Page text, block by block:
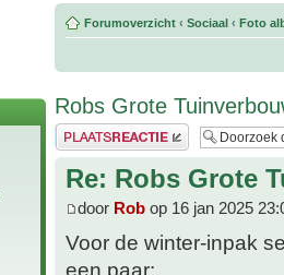
Forumoverzicht ‹ Sociaal ‹ Foto
Robs Grote
Plaats een reactie
Re: Robs Grote
door Rob op 16 jan 2025
Voor de winter-inpak
een paar: